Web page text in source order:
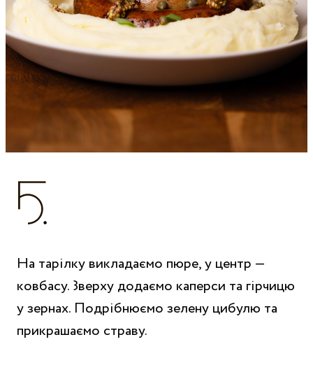
На тарілку викладаємо пюре, у центр —
ковбасу. Зверху додаємо каперси та гірчицю
у зернах. Подрібнюємо зелену цибулю та
прикрашаємо страву.